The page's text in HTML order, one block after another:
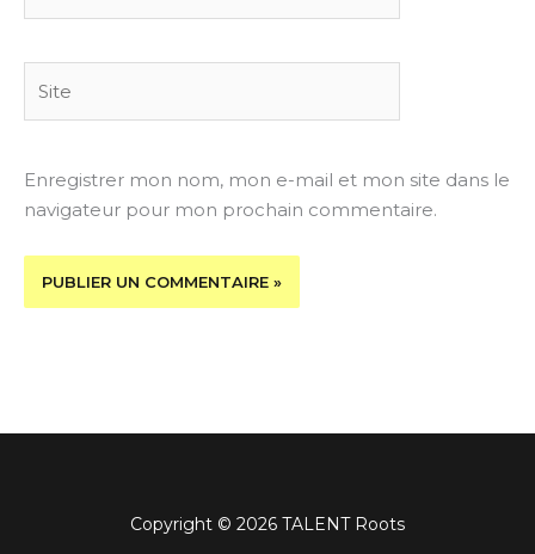
Enregistrer mon nom, mon e-mail et mon site dans le
navigateur pour mon prochain commentaire.
Copyright © 2026 TALENT Roots